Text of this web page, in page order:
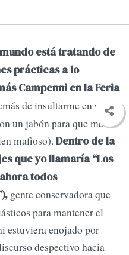
está tratando de
prácticas a lo
Campenni en la Feria
de insultarme en plena
un jabón para que me
mafioso). Dentro de la
que yo llamaría “Los
todos
gente conservadora que
para mantener el
estuviera enojado por
despectivo hacia